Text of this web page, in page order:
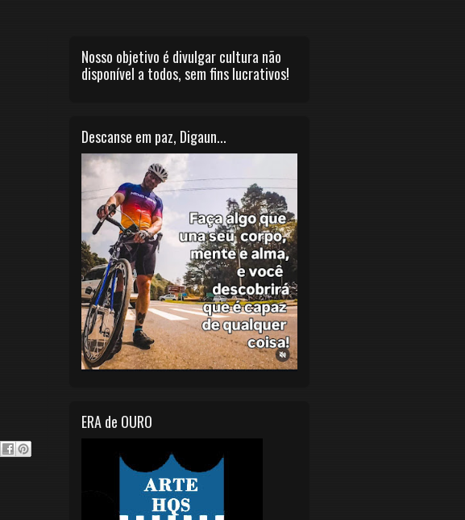
Nosso objetivo é divulgar cultura não
disponível a todos, sem fins lucrativos!
Descanse em paz, Digaun...
ERA de OURO